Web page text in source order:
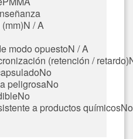
N / A
modo opuestoN / A
(retención / retardo)
No
peligrosaNo
No
a productos químicosNo